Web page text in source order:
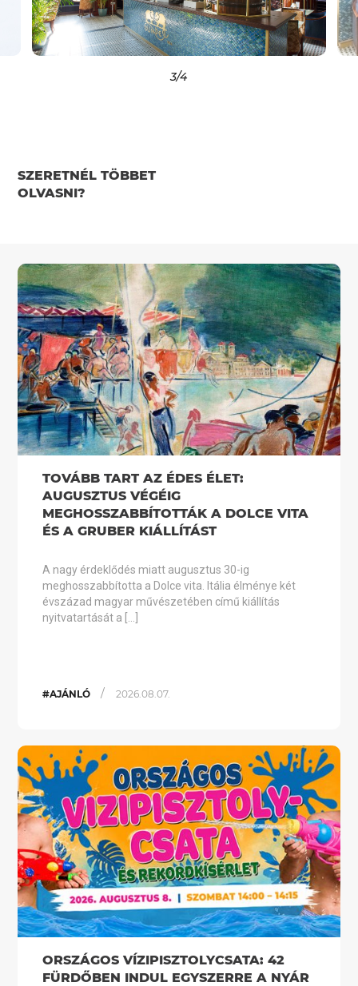
3/4
SZERETNÉL TÖBBET
OLVASNI?
TOVÁBB TART AZ ÉDES ÉLET:
AUGUSZTUS VÉGÉIG
MEGHOSSZABBÍTOTTÁK A DOLCE VITA
ÉS A GRUBER KIÁLLÍTÁST
A nagy érdeklődés miatt augusztus 30-ig
meghosszabbította a Dolce vita. Itália élménye két
évszázad magyar művészetében című kiállítás
nyitvatartását a […]
#AJÁNLÓ / 2026.08.07.
ORSZÁGOS VÍZIPISZTOLYCSATA: 42
FÜRDŐBEN INDUL EGYSZERRE A NYÁR